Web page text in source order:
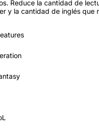
Reduce la cantidad de
y la cantidad de inglés que